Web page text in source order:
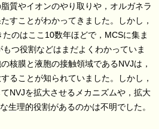
質やイオンのやり取りや，オルガネラ
すことがわかってきました。しかし，
のはここ 10数年ほどで， MCSに集ま
もつ役割などはまだよくわかっていま
核膜と液胞の接触領域であるNVJは，
ることが知られていました。しかし，
NVJを拡大させるメカニズムや，拡大
生理的役割があるのかは不明でした。